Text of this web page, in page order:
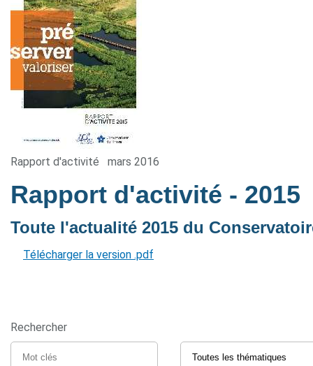
Rapport d'activité mars 2016
Rapport d'activité - 2015
Toute l'actualité 2015 du
Télécharger la version .pdf
Rechercher